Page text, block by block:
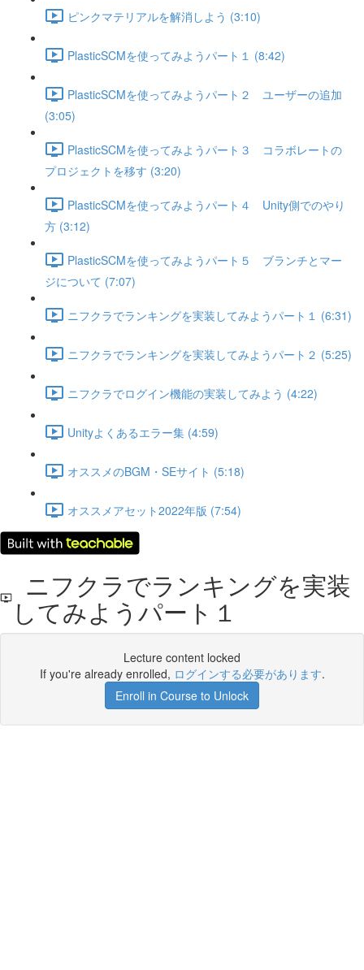
ピンクマテリアルを解消しよう (3:10)
PlasticSCMを使ってみようパート１ (8:42)
PlasticSCMを使ってみようパート２ ユーザーの追加
(3:05)
PlasticSCMを使ってみようパート３ コラボレートの
プロジェクトを移す (3:20)
PlasticSCMを使ってみようパート４ Unity側でのやり
方 (3:12)
PlasticSCMを使ってみようパート５ ブランチとマー
ジについて (7:07)
ニフクラでランキングを実装してみようパート１ (6:31)
ニフクラでランキングを実装してみようパート２ (5:25)
ニフクラでログイン機能の実装してみよう (4:22)
Unityよくあるエラー集 (4:59)
オススメのBGM・SEサイト (5:18)
オススメアセット2022年版 (7:54)
ニフクラでランキングを実装
してみようパート１
Lecture content locked
If you're already enrolled, ログインする必要があります.
Enroll in Course to Unlock